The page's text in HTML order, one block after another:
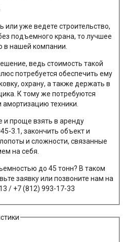
или уже ведете строительство,
подъемного крана, то лучшее
в нашей компании.
ведь стоимость такой
потребуется обеспечить ему
охрану, а также держать в
К тому же потребуются
техники.
и проще взять в аренду
3.1, закончить объект и
и сложности, связанные
на себя.
до 45 тонн? В таком
заявку или позвоните нам на
/ +7 (812) 993-17-33